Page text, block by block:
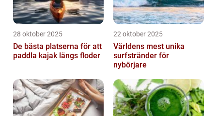
28 oktober 2025
De bästa platserna för att
paddla kajak längs floder
22 oktober 2025
Världens mest unika
surfstränder för
nybörjare